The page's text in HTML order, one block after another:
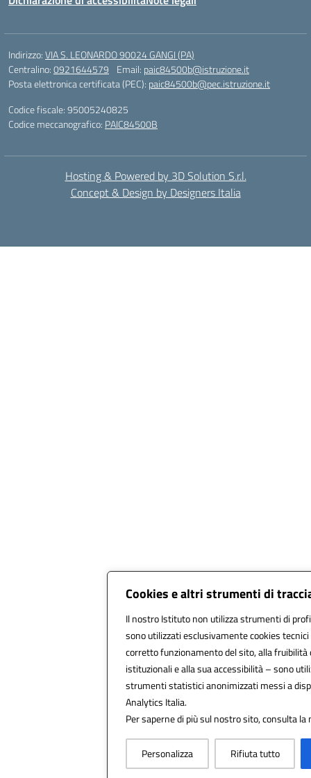
Cookies e altri strumenti di
Il nostro Istituto non utilizza strumenti di
sono utilizzati esclusivamente cookies
corretto funzionamento del sito, alla fruibilità
istituzionali e alla sua accessibilità – sono
strumenti statistici anonimizzati messi a
Analytics Italia.
Per saperne di più sul nostro sito, consulta la
Personalizza Rifiuta tutto
Indirizzo:VIA S. LEONARDO 90024 GANGI (PA)
Centralino:0921644579 Email: paic84500b@istruzione.it
Posta elettronica certificata (PEC): paic84500b@pec.istruzione.it
Codice fiscale: 95005240825
Codice meccanografico: PAIC84500B
Hosting & Powered by 3D Solution S.r.l.
Concept & Design by Designers Italia